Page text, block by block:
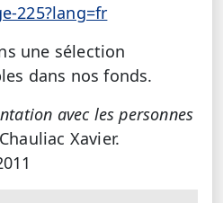
225?lang=fr
une sélection
dans nos fonds.
avec les personnes
Xavier.